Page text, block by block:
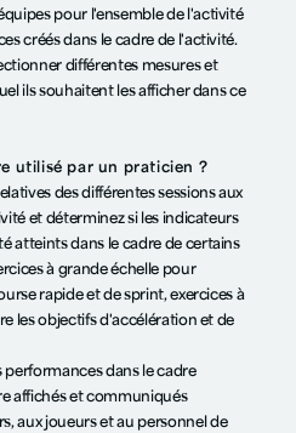
pour l'ensemble de l'activité
créés dans le cadre de l'activité.
différentes mesures et
ils souhaitent les afficher dans ce
utilisé par un praticien ?
des différentes sessions aux
et déterminez si les indicateurs
atteints dans le cadre de certains
à grande échelle pour
rapide et de sprint, exercices à
les objectifs d'accélération et de
dans le cadre
affichés et communiqués
aux joueurs et au personnel de